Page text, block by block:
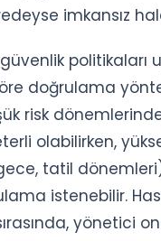
imkansız
politikaları
doğrulama
risk
olabilirken,
tatil
istenebilir.
yönetici